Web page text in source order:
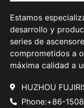
Estamos
desarrollo y
series de
comprometidos a
máxima calidad a
HUZHOU
Phone:+86-